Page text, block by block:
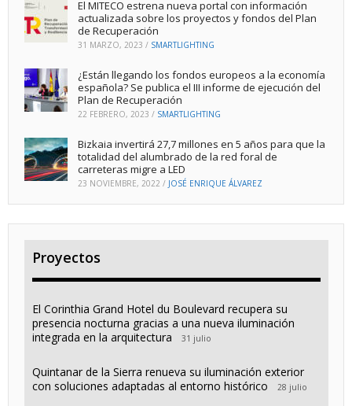
El MITECO estrena nueva portal con información
actualizada sobre los proyectos y fondos del Plan
de Recuperación
31 MARZO, 2023 / SMARTLIGHTING
¿Están llegando los fondos europeos a la economía
española? Se publica el III informe de ejecución del
Plan de Recuperación
22 FEBRERO, 2023 / SMARTLIGHTING
Bizkaia invertirá 27,7 millones en 5 años para que la
totalidad del alumbrado de la red foral de
carreteras migre a LED
23 NOVIEMBRE, 2022 / JOSÉ ENRIQUE ÁLVAREZ
Proyectos
El Corinthia Grand Hotel du Boulevard recupera su
presencia nocturna gracias a una nueva iluminación
integrada en la arquitectura
31 julio
Quintanar de la Sierra renueva su iluminación exterior
con soluciones adaptadas al entorno histórico
28 julio